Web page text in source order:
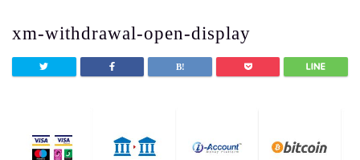
xm-withdrawal-open-display